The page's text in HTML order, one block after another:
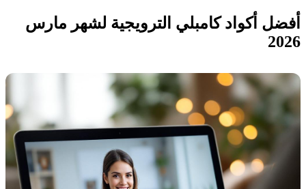
أفضل أكواد كامبلي الترويجية لشهر مارس
2026